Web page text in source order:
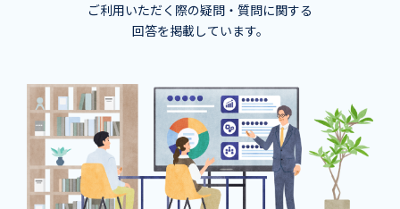
ご利用いただく際の疑問・質問に関する
回答を掲載しています。